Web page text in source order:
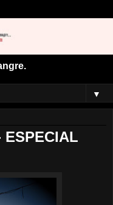
▼
ESPECIAL